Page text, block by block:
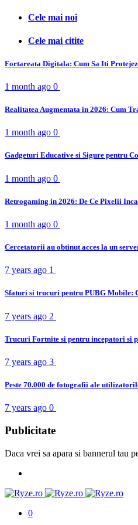
Cele mai noi
Cele mai citite
Fortareata Digitala: Cum Sa Iti
1 month ago 0
Realitatea Augmentata in 2026: Cum
1 month ago 0
Gadgeturi Educative si Sigure pentru
1 month ago 0
Retrogaming in 2026: De Ce Pixelii
1 month ago 0
Cercetatorii au obtinut acces la un
7 years ago 1
Sfaturi si trucuri pentru PUBG Mobile:
7 years ago 2
Trucuri Fortnite si pentru incepatori si
7 years ago 3
Peste 70.000 de fotografii ale
7 years ago 0
Publicitate
Daca vrei sa apara si bannerul tau
0